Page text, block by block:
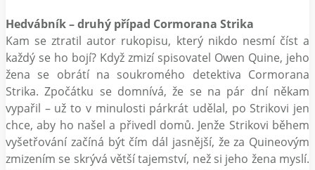
Hedvábník – druhý případ Cormorana Strika
Kam se ztratil autor rukopisu, který nikdo nesmí číst a
každý se ho bojí? Když zmizí spisovatel Owen Quine, jeho
žena se obrátí na soukromého detektiva Cormorana
Strika. Zpočátku se domnívá, že se na pár dní někam
vypařil – už to v minulosti párkrát udělal, po Strikovi jen
chce, aby ho našel a přivedl domů. Jenže Strikovi během
vyšetřování začíná být čím dál jasnější, že za Quineovým
zmizením se skrývá větší tajemství, než si jeho žena myslí.